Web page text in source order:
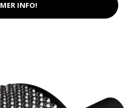
MER INFO!